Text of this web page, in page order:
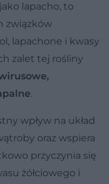
lapacho, to
związków
lapachone i kwasy
zalet tej rośliny
.
wpływ na układ
oraz wspiera
przyczynia się
żółciowego i